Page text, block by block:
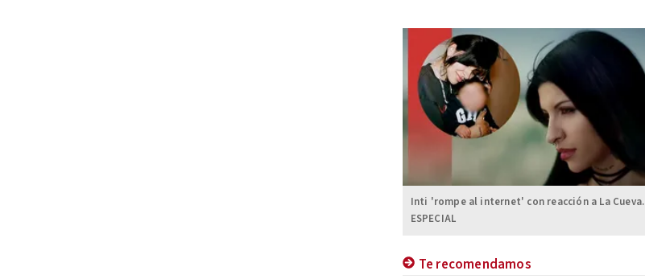
Inti 'rompe al internet' con reacción a La Cueva. |
ESPECIAL
Te recomendamos